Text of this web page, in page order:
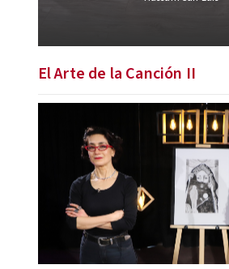
El Arte de la Canción II